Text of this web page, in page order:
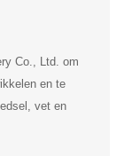
Co., Ltd. om
en te
vet en